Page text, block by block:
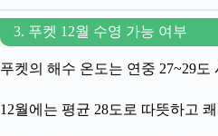
3. 푸켓 12월 수영 가능 여부
푸켓의 해수 온도는 연중 27~29도
12월에는 평균 28도로 따뜻하고